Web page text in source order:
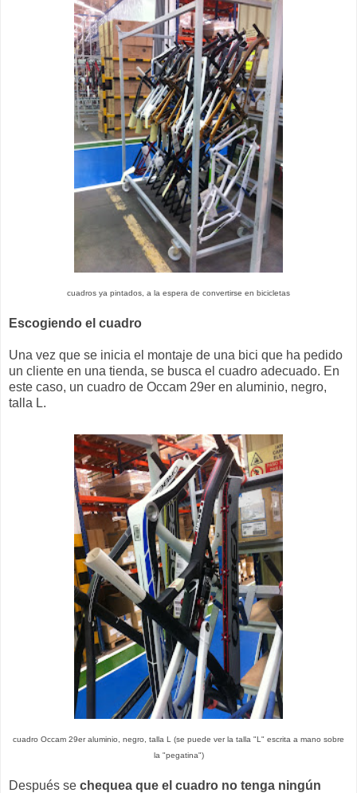
cuadros ya pintados, a la espera de convertirse en bicicletas
Escogiendo el cuadro
Una vez que se inicia el montaje de una bici que ha pedido
un cliente en una tienda, se busca el cuadro adecuado. En
este caso, un cuadro de Occam 29er en aluminio, negro,
talla L.
cuadro Occam 29er aluminio, negro, talla L (se puede ver la talla "L" escrita a mano sobre
la "pegatina")
Después se chequea que el cuadro no tenga ningún